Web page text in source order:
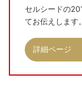
セルシードの
てお伝えします。
詳細ページ